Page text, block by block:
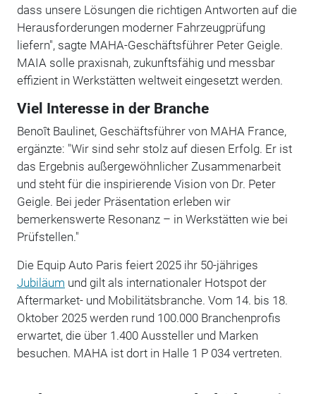
dass unsere Lösungen die richtigen Antworten auf die
Herausforderungen moderner Fahrzeugprüfung
liefern", sagte MAHA-Geschäftsführer Peter Geigle.
MAIA solle praxisnah, zukunftsfähig und messbar
effizient in Werkstätten weltweit eingesetzt werden.
Viel Interesse in der Branche
Benoît Baulinet, Geschäftsführer von MAHA France,
ergänzte: "Wir sind sehr stolz auf diesen Erfolg. Er ist
das Ergebnis außergewöhnlicher Zusammenarbeit
und steht für die inspirierende Vision von Dr. Peter
Geigle. Bei jeder Präsentation erleben wir
bemerkenswerte Resonanz – in Werkstätten wie bei
Prüfstellen."
Die Equip Auto Paris feiert 2025 ihr 50-jähriges
Jubiläum und gilt als internationaler Hotspot der
Aftermarket- und Mobilitätsbranche. Vom 14. bis 18.
Oktober 2025 werden rund 100.000 Branchenprofis
erwartet, die über 1.400 Aussteller und Marken
besuchen. MAHA ist dort in Halle 1 P 034 vertreten.